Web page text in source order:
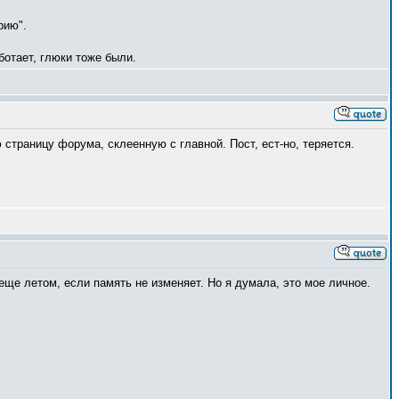
глюки тоже были.
форума, склеенную с главной. Пост, ест-но, теряется.
летом, если память не изменяет. Но я думала, это мое личное.